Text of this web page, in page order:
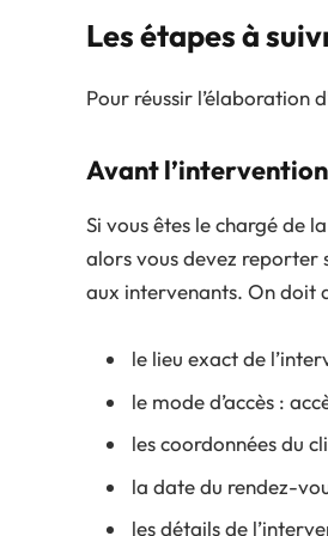
Les étapes à
Pour réussir l’élaboration
Avant l’intervention
Si vous êtes le chargé de
alors vous devez reporter
aux intervenants. On doit
le lieu exact de
le mode d’accès :
les coordonnées du
la date du rendez-
les détails de